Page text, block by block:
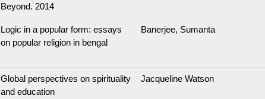
Beyond. 2014
Logic in a popular form: essays
on popular religion in bengal
Banerjee, Sumanta
Global perspectives on spirituality
and education
Jacqueline Watson